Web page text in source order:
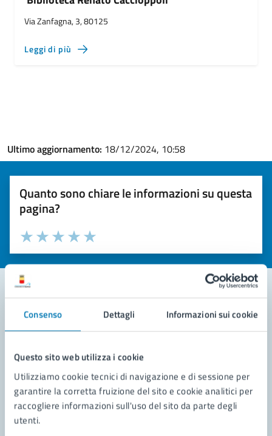
Consenso Dettagli Informazioni sui cookie
Questo sito web utilizza i cookie
Utilizziamo cookie tecnici di navigazione e di sessione per
garantire la corretta fruizione del sito e cookie analitici per
raccogliere informazioni sull'uso del sito da parte degli
utenti.
Via Zanfagna, 3, 80125
Leggi di più
Ultimo aggiornamento: 18/12/2024, 10:58
Quanto sono chiare le informazioni su questa
pagina?
Valuta la chiarezza delle informazioni (da 1 a 5 stelle)
Seleziona il numero di stelle per valutare la chiarezza delle
Valuta 5 stelle su 5
Valuta 4 stelle su 5
Valuta 3 stelle su 5
Valuta 2 stelle su 5
Valuta 1 stelle su 5
Contatta il comune
Richiedi assistenza
Prenota appuntamento
Problemi in città